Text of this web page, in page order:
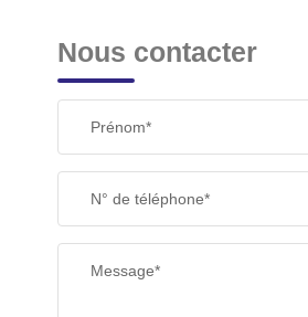
Nous contacter
Prénom*
N° de téléphone*
Message*